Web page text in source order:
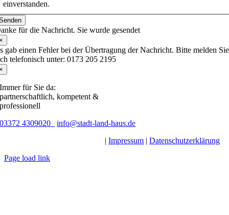
einverstanden.
für die Nachricht. Sie wurde gesendet
gab einen Fehler bei der Übertragung der Nachricht. Bitte melden Sie
telefonisch unter: 0173 205 2195
Immer für Sie da:
partnerschaftlich, kompetent &
professionell
03372 4309020
info@stadt-land-haus.de
|Impressum |Datenschutzerklärung
Page load link